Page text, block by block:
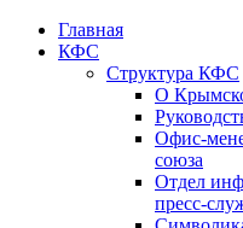
Главная
КФС
Структура КФС
О
Офис-
союза
Отдел
пресс-